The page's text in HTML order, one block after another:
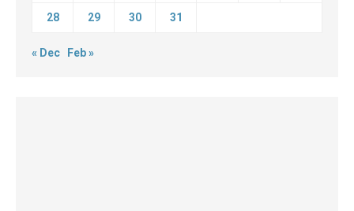
28 29 30 31
« Dec Feb »